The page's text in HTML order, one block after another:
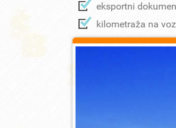
eksportni
kilometraža na